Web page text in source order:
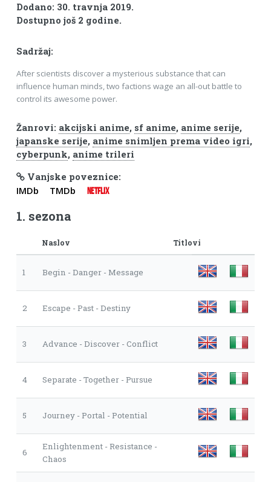
Dodano: 30. travnja 2019.
Dostupno još 2 godine.
Sadržaj:
After scientists discover a mysterious substance that can
influence human minds, two factions wage an all-out battle to
control its awesome power.
Žanrovi: akcijski anime, sf anime, anime serije,
japanske serije, anime snimljen prema video igri,
cyberpunk, anime trileri
Vanjske poveznice:
IMDb TMDb NETFLIX
1. sezona
Naslov Titlovi
1 Begin - Danger - Message
2 Escape - Past - Destiny
3 Advance - Discover - Conflict
4 Separate - Together - Pursue
5 Journey - Portal - Potential
6
Enlightenment - Resistance -
Chaos